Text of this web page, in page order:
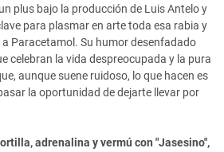
plus bajo la producción de Luis Antelo y
para plasmar en arte toda esa rabia y
Paracetamol. Su humor desenfadado
celebran la vida despreocupada y la pura
aunque suene ruidoso, lo que hacen es
la oportunidad de dejarte llevar por
adrenalina y vermú con "Jasesino",